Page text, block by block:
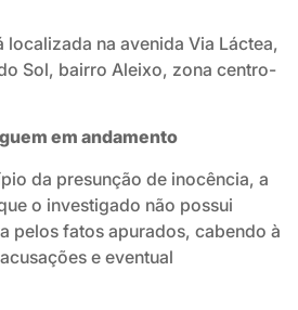
localizada na avenida Via Láctea,
Sol, bairro Aleixo, zona centro-
em andamento
da presunção de inocência, a
o investigado não possui
pelos fatos apurados, cabendo à
e eventual